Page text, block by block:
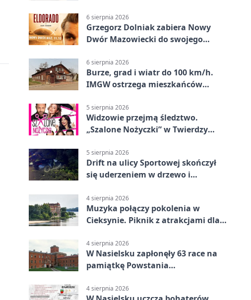
6 sierpnia 2026
Grzegorz Dolniak zabiera Nowy
Dwór Mazowiecki do swojego
6 sierpnia 2026
Burze, grad i wiatr do 100 km/h.
IMGW ostrzega mieszkańców
5 sierpnia 2026
Widzowie przejmą śledztwo.
„Szalone Nożyczki” w Twierdzy
5 sierpnia 2026
Drift na ulicy Sportowej skończył
się uderzeniem w drzewo i
4 sierpnia 2026
Muzyka połączy pokolenia w
Cieksynie. Piknik z atrakcjami dla
4 sierpnia 2026
W Nasielsku zapłonęły 63 race na
pamiątkę Powstania
4 sierpnia 2026